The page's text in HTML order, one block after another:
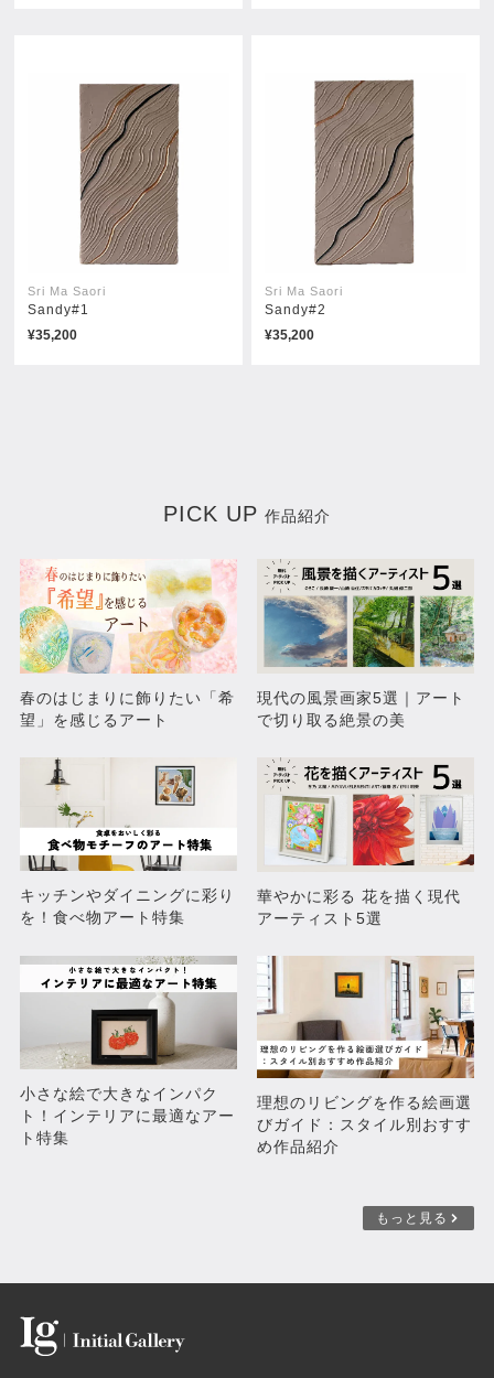
Sri Ma Saori
Sandy#1
¥35,200
Sri Ma Saori
Sandy#2
¥35,200
PICK UP 作品紹介
春のはじまりに飾りたい「希
望」を感じるアート
現代の風景画家5選｜アート
で切り取る絶景の美
キッチンやダイニングに彩り
を！食べ物アート特集
華やかに彩る 花を描く現代
アーティスト5選
小さな絵で大きなインパク
ト！インテリアに最適なアー
ト特集
理想のリビングを作る絵画選
びガイド：スタイル別おすす
め作品紹介
もっと見る